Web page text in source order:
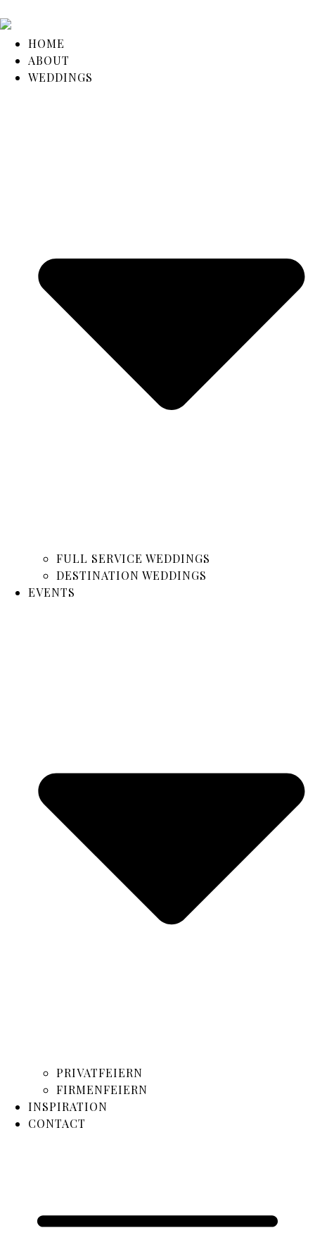
HOME
ABOUT
WEDDINGS
FULL SERVICE WEDDINGS
DESTINATION WEDDINGS
EVENTS
PRIVATFEIERN
FIRMENFEIERN
INSPIRATION
CONTACT